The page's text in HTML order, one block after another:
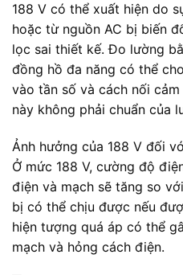
188 V có thể xuất hiện do
hoặc từ nguồn AC bị biến
lọc sai thiết kế. Đo lường
đồng hồ đa năng có thể
vào tần số và cách nối
này không phải chuẩn của
Ảnh hưởng của 188 V đối
Ở mức 188 V, cường độ
điện và mạch sẽ tăng so
bị có thể chịu được nếu
hiện tượng quá áp có thể
mạch và hỏng cách điện.